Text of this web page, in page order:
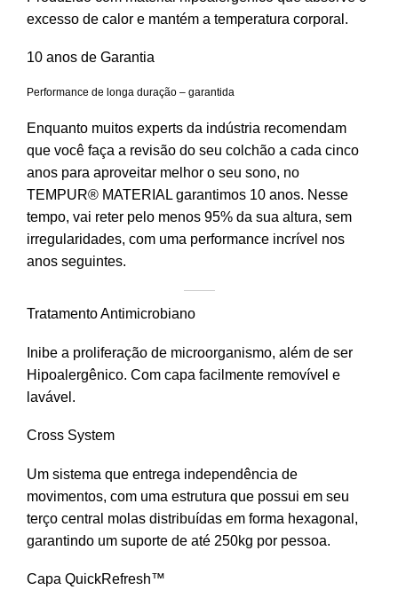
excesso de calor e mantém a temperatura corporal.
10 anos de Garantia
Performance de longa duração – garantida
Enquanto muitos experts da indústria recomendam
que você faça a revisão do seu colchão a cada cinco
anos para aproveitar melhor o seu sono, no
TEMPUR® MATERIAL garantimos 10 anos. Nesse
tempo, vai reter pelo menos 95% da sua altura, sem
irregularidades, com uma performance incrível nos
anos seguintes.
Tratamento Antimicrobiano
Inibe a proliferação de microorganismo, além de ser
Hipoalergênico. Com capa facilmente removível e
lavável.
Cross System
Um sistema que entrega independência de
movimentos, com uma estrutura que possui em seu
terço central molas distribuídas em forma hexagonal,
garantindo um suporte de até 250kg por pessoa.
Capa QuickRefresh™